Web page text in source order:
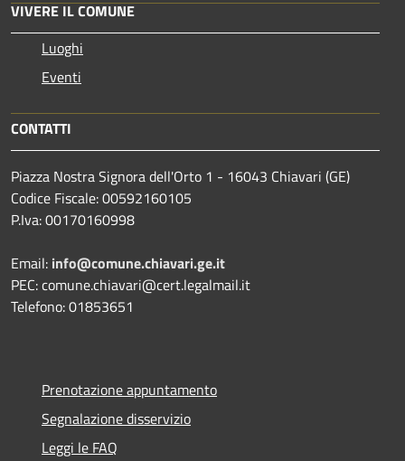
VIVERE IL COMUNE
Luoghi
Eventi
CONTATTI
Piazza Nostra Signora dell'Orto 1 - 16043 Chiavari (GE)
Codice Fiscale: 00592160105
P.Iva: 00170160998
Email: info@comune.chiavari.ge.it
PEC: comune.chiavari@cert.legalmail.it
Telefono: 01853651
Prenotazione appuntamento
Segnalazione disservizio
Leggi le FAQ